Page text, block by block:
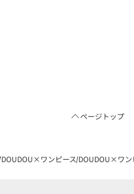
ページトップ
DOUDOU×ワンピース DOUDOU×ワン